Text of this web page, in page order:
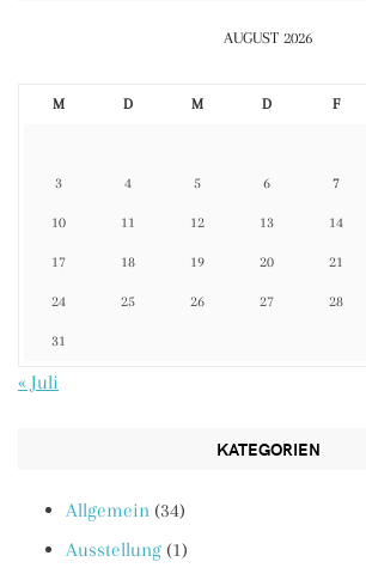
AUGUST 2026
M D M D F
3 4 5 6 7
10 11 12 13 14
17 18 19 20 21
24 25 26 27 28
31
« Juli
KATEGORIEN
Allgemein (34)
Ausstellung (1)